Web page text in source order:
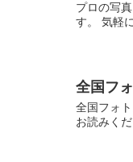
プロの写
す。 気軽
全国フ
全国フォ
お読みく